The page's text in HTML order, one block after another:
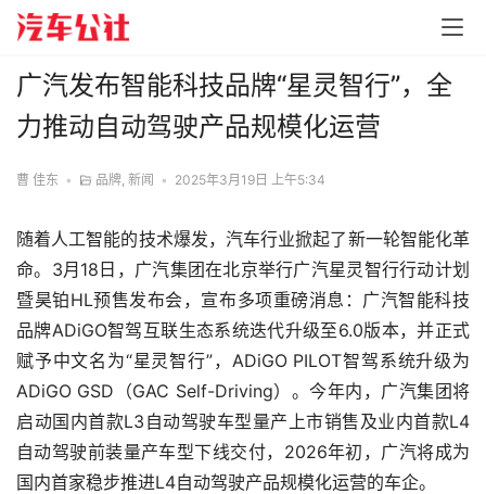
广汽发布智能科技品牌“星灵智行”，全
力推动自动驾驶产品规模化运营
曹 佳东 • 品牌, 新闻 • 2025年3月19日 上午5:34
随着人工智能的技术爆发，汽车行业掀起了新一轮智能化革
命。3月18日，广汽集团在北京举行广汽星灵智行行动计划
暨昊铂HL预售发布会，宣布多项重磅消息：广汽智能科技
品牌ADiGO智驾互联生态系统迭代升级至6.0版本，并正式
赋予中文名为“星灵智行”，ADiGO PILOT智驾系统升级为
ADiGO GSD（GAC Self-Driving）。今年内，广汽集团将
启动国内首款L3自动驾驶车型量产上市销售及业内首款L4
自动驾驶前装量产车型下线交付，2026年初，广汽将成为
国内首家稳步推进L4自动驾驶产品规模化运营的车企。